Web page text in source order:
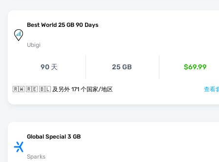
Best World 25 GB 90 Days
Ubigi
90 天 25 GB $69.99
🇷🇼 🇷🇪 🇧🇱 及另外 171 个国家/地区 查看
Global Special 3 GB
Sparks